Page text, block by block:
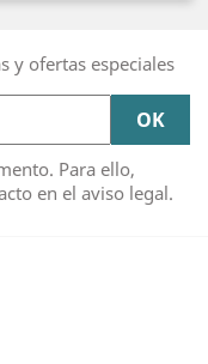
y ofertas especiales
Para ello,
en el aviso legal.